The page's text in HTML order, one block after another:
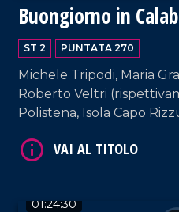
Buongiorno in
ST 2 PUNTATA 270
Michele Tripodi, Maria
Roberto Veltri
Polistena, Isola Capo
cura di Adelia Iacino e
01:24:30
VAI AL TITOLO